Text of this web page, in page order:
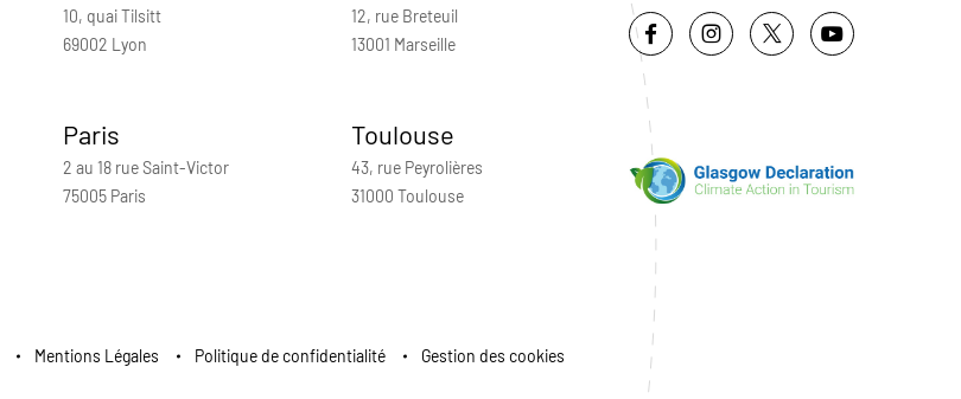
10, quai Tilsitt
69002 Lyon
12, rue Breteuil
13001 Marseille
Paris
2 au 18 rue Saint-Victor
75005 Paris
Toulouse
43, rue Peyrolières
31000 Toulouse
Mentions Légales Politique de confidentialité Gestion des cookies